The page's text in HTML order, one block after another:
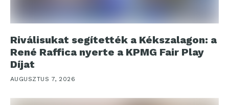
Riválisukat segítették a Kékszalagon: a
René Raffica nyerte a KPMG Fair Play
Díjat
AUGUSZTUS 7, 2026